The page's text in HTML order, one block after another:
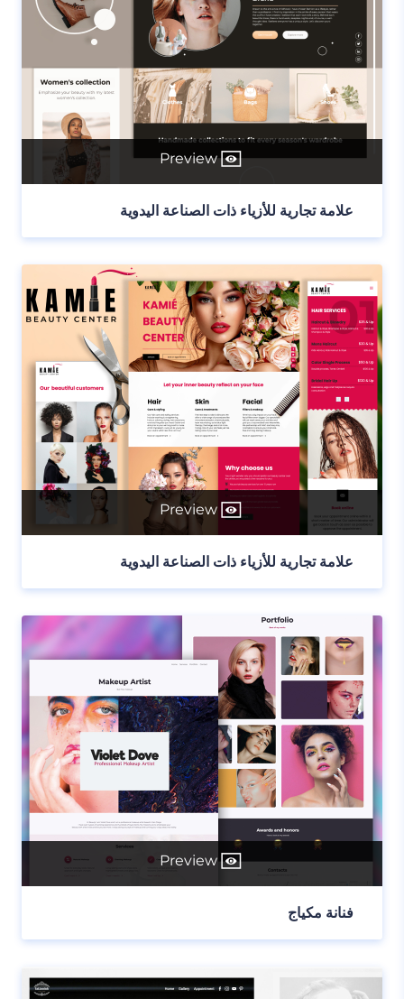
Preview
علامة تجارية للأزياء ذات الصناعة اليدوية
Preview
علامة تجارية للأزياء ذات الصناعة اليدوية
Preview
فنانة مكياج